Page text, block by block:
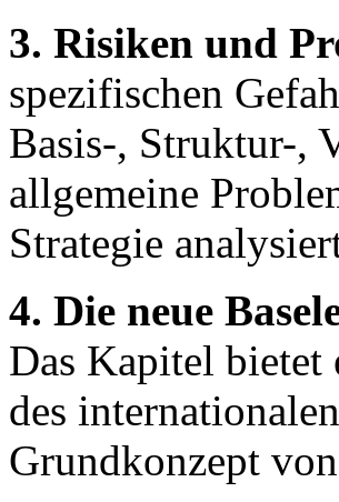
3. Risiken und
spezifischen
Basis-, Struktur-,
allgemeine
Strategie
4. Die neue
Das Kapitel bietet
des
Grundkonzept